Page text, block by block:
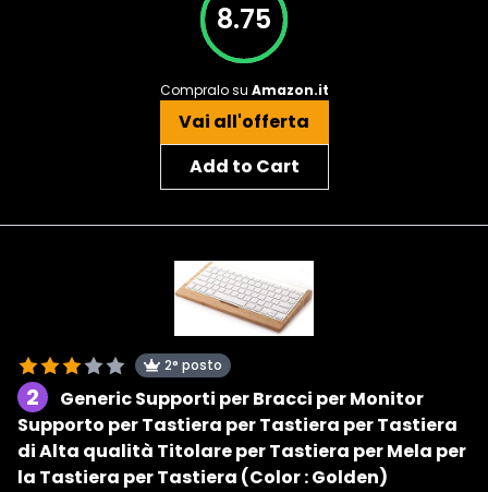
8.75
Compralo su Amazon.it
Vai all'offerta
Add to Cart
2° posto
2
Generic Supporti per Bracci per Monitor
Supporto per Tastiera per Tastiera per Tastiera
di Alta qualità Titolare per Tastiera per Mela per
la Tastiera per Tastiera (Color : Golden)